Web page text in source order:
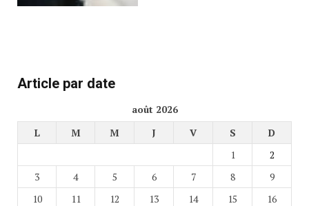
Article par date
août 2026
L
M M J V S
D
1
2
3
4 5 6 7 8
9
10
11 12 13 14 15
16